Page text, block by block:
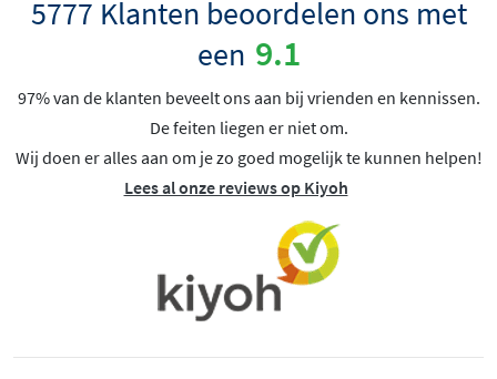
5777 Klanten beoordelen ons met
een 9.1
97% van de klanten beveelt ons aan bij vrienden en kennissen.
De feiten liegen er niet om.
Wij doen er alles aan om je zo goed mogelijk te kunnen helpen!
Lees al onze reviews op Kiyoh